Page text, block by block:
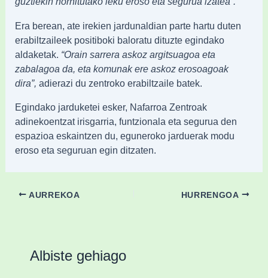
Era berean, ate irekien jardunaldian parte hartu duten
erabiltzaileek positiboki baloratu dituzte egindako
aldaketak. “Orain sarrera askoz argitsuagoa eta
zabalagoa da, eta komunak ere askoz erosoagoak
dira”, adierazi du zentroko erabiltzaile batek.
Egindako jarduketei esker, Nafarroa Zentroak
adinekoentzat irisgarria, funtzionala eta segurua den
espazioa eskaintzen du, eguneroko jarduerak modu
eroso eta seguruan egin ditzaten.
AURREKOA HURRENGOA
Albiste gehiago